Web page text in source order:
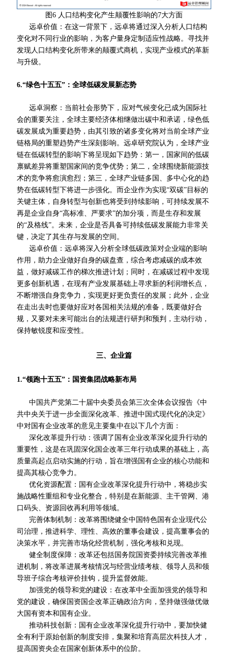
图6 人口结构变化产生颠覆性影响的7大方面
远卓价值：在这一背景下，远卓将通过深入分析人口结构
变化对不同行业的影响，为客户量身定制适应性战略。寻找并
发现人口结构变化所带来的颠覆式商机，实现产业模式的革新
与升级。
6.“绿色十五五”：全球低碳发展新态势
远卓洞察：当前社会形势下，应对气候变化已成为国际社
会的重要关注，全球主要经济体相继做出碳中和承诺，绿色低
碳发展成为重要趋势，由其引致的诸多变化将对当前全球产业
链格局的重塑趋势产生深刻影响。远卓研究院认为，全球产业
链在低碳转型的影响下将呈现如下趋势：第一，国家间的低碳
禀赋差异将重塑国家间的竞争优势；第二，全球围绕新能源技
术的竞争将愈演愈烈；第三，全球产业链多国、多中心化的趋
势在低碳转型下将进一步强化。而企业作为实现“双碳”目标的
关键主体，自身转型与创新也将受到持续影响，可持续发展不
再是企业自身“高标准、严要求”的加分项，而是生存和发展
的“及格线”。未来，企业是否具备可持续低碳发展能力非常关
键，决定了其生存与发展的空间。
远卓价值：远卓将深入分析全球低碳政策对企业端的影响
作用，助力企业做好自身的碳盘查，综合考虑减碳的成本效
益，做好减碳工作的梯次推进计划；同时，在减碳过程中发现
更多创新机遇，在现有产业发展基础上寻求新的利润增长点，
不断增强自身竞争力，实现更好更负责任的发展；此外，企业
在走出去时也要做好应对各国相关法规的准备，既要做好合
规，又要对未来可能出台的法规进行研判和预判，主动行动，
保持敏锐度和应变性。
三、企业篇
1.“领跑十五五”：国资集团战略新布局
中国共产党第二十届中央委员会第三次全体会议报告《中
共中央关于进一步全面深化改革、推进中国式现代化的决定》
中对国有企业改革的意见主要集中在以下几个方面：
深化改革提升行动：强调了国有企业改革深化提升行动的
重要性，这是在巩固深化国企改革三年行动成果的基础上，高
质量高起点启动实施的行动，旨在增强国有企业的核心功能和
提高其核心竞争力。
优化资源配置：国有企业改革深化提升行动中，将稳步实
施战略性重组和专业化整合，特别是在新能源、主干管网、港
口码头、资源回收再利用等领域。
完善体制机制：改革将围绕健全中国特色国有企业现代公
司治理，推进科学、理性、高效的董事会建设，提高董事会的
决策水平，并完善市场化经营机制，强化考核和兑现。
健全制度保障：改革还包括国务院国资委持续完善改革推
进机制，将改革进展考核情况与经营业绩考核、领导人员和领
导班子综合考核评价挂钩，提升监督效能。
加强党的领导和党的建设：在改革中全面加强党的领导和
党的建设，确保国资国企改革正确政治方向，坚持做强做优做
大国有资本和国有企业。
推动科技创新：国有企业改革深化提升行动中，要加快健
全有利于原始创新的制度安排，集聚和培育高层次科技人才，
提高国资央企在国家创新体系中的位阶。